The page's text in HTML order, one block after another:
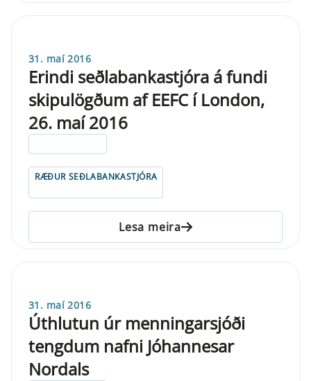
31. maí 2016
Erindi seðlabankastjóra á fundi
skipulögðum af EEFC í London,
26. maí 2016
RÆÐUR SEÐLABANKASTJÓRA
Lesa meira
31. maí 2016
Úthlutun úr menningarsjóði
tengdum nafni Jóhannesar
Nordals